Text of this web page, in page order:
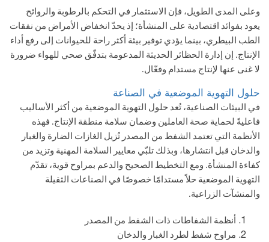
وعلى المدى الطويل، فإن الاستثمار في التحكم بالرطوبة والروائح
يعود بفوائد اقتصادية على المنشأة؛ إذ يحدّ انخفاض الأمراض من نفقات
الطب البيطري، بينما يؤدي توفير بيئة أكثر راحة للحيوانات إلى رفع أداء
الإنتاج. إن إدارة الحظائر الحديثة المدعومة بتدفّق صحي للهواء ضرورة
لا غنى عنها لإنتاج مستدام وفعّال.
حلول التهوية الموضعية في الصناعة
في البيئات الصناعية، تُعد حلول التهوية الموضعية من أكثر الأساليب
فاعليةً لحماية صحة العاملين وضمان سلامة منطقة الإنتاج. فهذه
الأنظمة التي تعتمد الشفط من المصدر تُزيل الغازات الضارة والغبار
والدخان قبل انتشارها، وبذلك تلبّي معايير السلامة المهنية وتزيد من
كفاءة المنشأة. ومع التخطيط الصحيح والدعم بمراوح قوية، تقدّم
التهوية الموضعية حلاً مستدامًا خصوصًا في الصناعات الثقيلة
والمنشآت الزراعية.
أنظمة الشفاطات ذات الشفط من المصدر
مراوح شفط لطرد الغبار والدخان